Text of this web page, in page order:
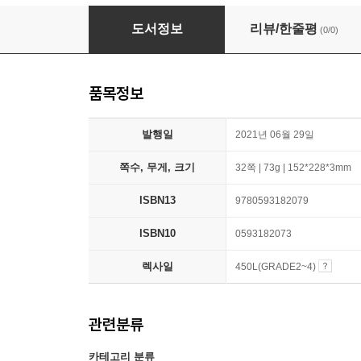
Driving School
도서정보 리뷰/한줄평 (0/0)
품목정보
발행일 2021년 06월 29일
쪽수, 무게, 크기 32쪽 | 73g | 152*228*3mm
ISBN13 9780593182079
ISBN10 0593182073
렉사일 450L(GRADE2~4)
관련분류
카테고리 분류